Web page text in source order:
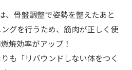
、骨盤調整で姿勢を整えたあと
グを行うため、筋肉が正しく使
焼効率がアップ！
も「リバウンドしない体をつく